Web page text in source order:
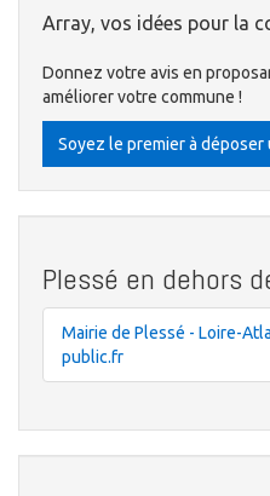
Array, vos idées pour la
Donnez votre avis en
améliorer votre commune !
Soyez le premier à déposer
Plessé en dehors
Mairie de Plessé - Loire-
public.fr